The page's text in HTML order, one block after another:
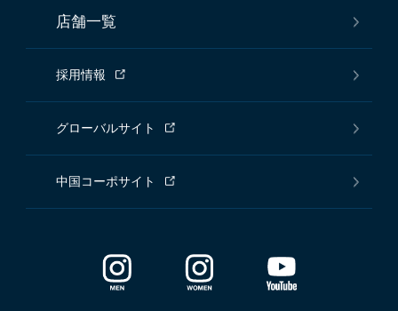
店舗一覧
採用情報
グローバルサイト
中国コーポサイト